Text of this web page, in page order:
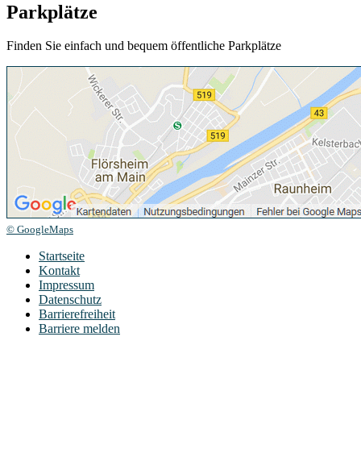
Parkplätze
Finden Sie einfach und bequem öffentliche Parkplätze
© GoogleMaps
Startseite
Kontakt
Impressum
Datenschutz
Barrierefreiheit
Barriere melden